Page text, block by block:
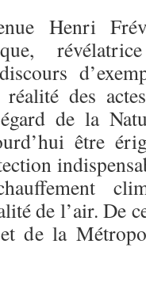
Henri
des
de la
être
de l’air. De
de la